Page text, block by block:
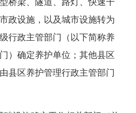
桥梁、隧道、路灯、快速干
政设施，以及城市设施转为
行政主管部门（以下简称养
）确定养护单位；其他县区
县区养护管理行政主管部门